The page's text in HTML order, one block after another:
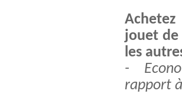
jouet de
les
-
rapport